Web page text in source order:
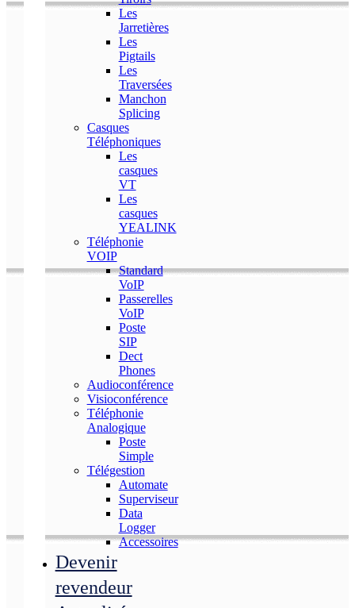
Les
Jarretières
Les
Pigtails
Les
Traversées
Manchon
Splicing
Casques
Téléphoniques
Les
casques
VT
Les
casques
YEALINK
Téléphonie
VOIP
Standard
VoIP
Passerelles
VoIP
Poste
SIP
Dect
Phones
Audioconférence
Visioconférence
Téléphonie
Analogique
Poste
Simple
Télégestion
Automate
Superviseur
Data
Logger
Accessoires
Devenir
revendeur